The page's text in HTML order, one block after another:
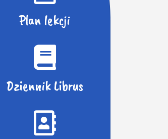
Plan lekcji
Dziennik Librus